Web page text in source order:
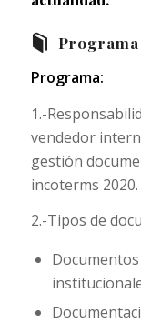
Programa
Programa:
1.-
vendedor
gestión
incoterms 2020.
2.-Tipos de